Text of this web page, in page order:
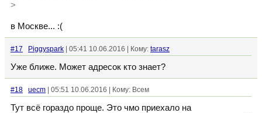
>
в Москве... :(
#17 Piggyspark | 05:41 10.06.2016 | Кому: tarasz
Уже ближе. Может адресок кто знает?
#18 uecm | 05:51 10.06.2016 | Кому: Всем
Тут всё гораздо проще. Это чмо приехало на